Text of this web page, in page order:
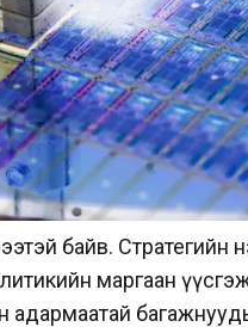
байв. Стратегийн
маргаан
адармаатай